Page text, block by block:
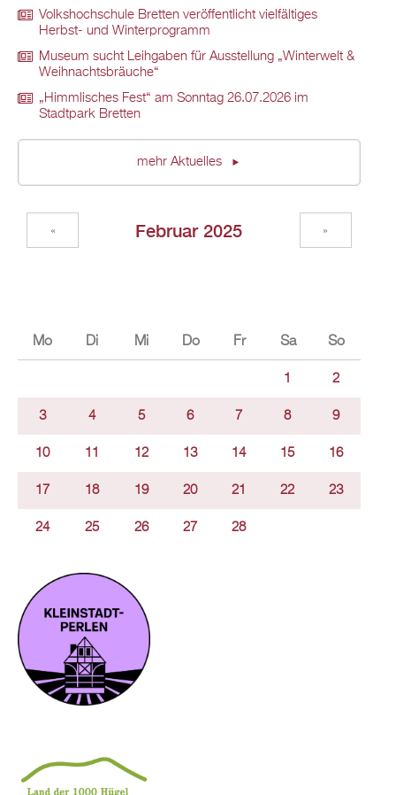
Volkshochschule Bretten veröffentlicht vielfältiges
Herbst- und Winterprogramm
Museum sucht Leihgaben für Ausstellung „Winterwelt &
Weihnachtsbräuche“
„Himmlisches Fest“ am Sonntag 26.07.2026 im
Stadtpark Bretten
mehr Aktuelles
Februar 2025
« »
Mo Di Mi Do Fr Sa So
1 2
3 4 5 6 7 8 9
10 11 12 13 14 15 16
17 18 19 20 21 22 23
24 25 26 27 28